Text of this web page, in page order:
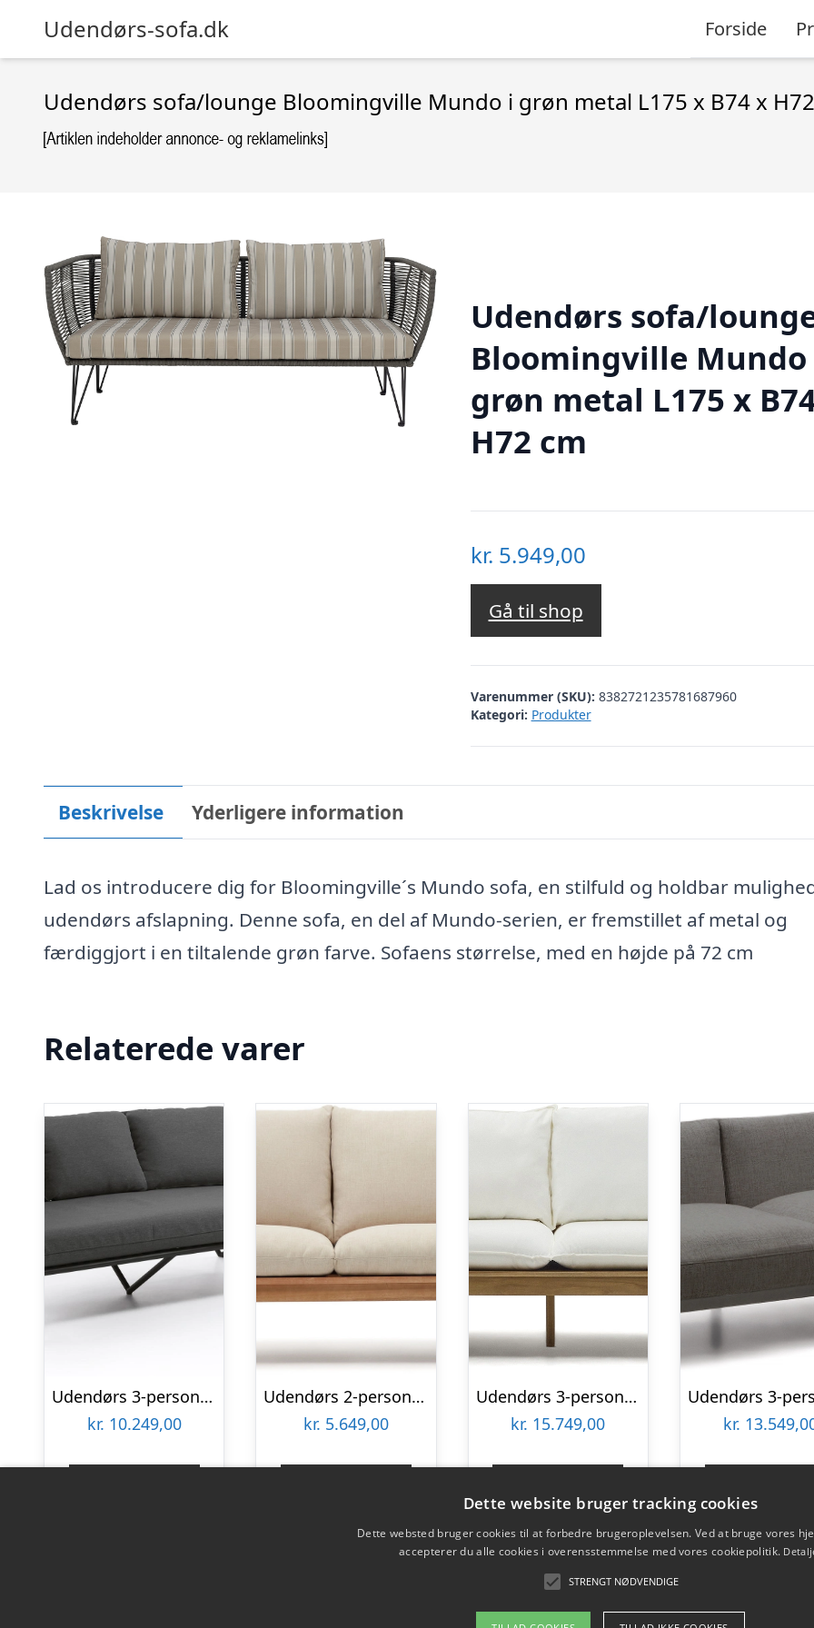
Udendørs-sofa.dk Forside
Udendørs sofa/lounge Bloomingville Mundo i grøn metal L175 x B74 x
Udendørs sofa/
Bloomingville
grøn metal L175 x
H72 cm
kr. 5.949,00
Gå til shop
Varenummer (SKU): 8382721235781687960
Kategori: Produkter
Beskrivelse Yderligere information
Lad os introducere dig for Bloomingville´s Mundo sofa, en stilfuld og holdbar
udendørs afslapning. Denne sofa, en del af Mundo-serien, er fremstillet af metal og
færdiggjort i en tiltalende grøn farve. Sofaens størrelse, med en højde på 72 cm
Relaterede varer
Udendørs 3-personers lounge sofa Kave Home Branzie sort L180ÃD90ÃH77 cm
kr. 10.249,00
Udendørs 2-personers lounge sofa Kave Home Sacaleta FSC-eukalyptustræ 142×82 cm vintage rustik
kr. 5.649,00
Udendørs 3-personers sofa Kave Home Forcanera i massivt teak med hvid hynde
kr. 15.749,00
Gå til shop
kr.
Gå til
Dette website bruger tracking cookies
Dette websted bruger cookies til at forbedre brugeroplevelsen. Ved at bruge vores
accepterer du alle cookies i overensstemmelse med vores cookiepolitik.
STRENGT NØDVENDIGE